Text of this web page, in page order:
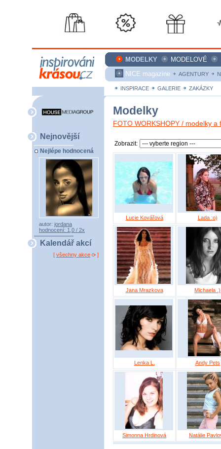
MODELKY MODELOVÉ
NICE magazine
AGENTURY
INSPIRACE GALERIE ZAKÁZKY
Nejnovější
Nejlépe hodnocená
autor: jordana
hodnocení: 1,0 / 2x
Kalendář akcí
[ všechny akce ]
Modelky
FOTO WORKSHOPY / modelky
Zobrazit:
Lucie Kovářová Lada :o)
Jana Mrazkova Michaela .)
Lenka L. Andy Pets
Simonna Hrdinová Natálie